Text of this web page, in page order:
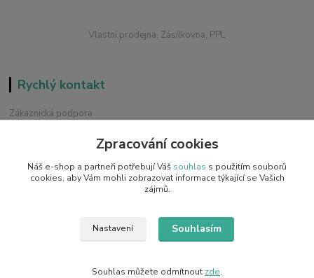
Vlastní prodejna, Zásilkovna, PPL
Rychlý kontakt
Zákaznická podpora
Chat / Online podpora - 24/7
info@emobilky.cz
Copyright © 2014 - 2026 eMOBILKY.cz, Adrimax s.r.o.
Zpracování cookies
Náš e-shop a partneři potřebují Váš souhlas s použitím souborů
cookies, aby Vám mohli zobrazovat informace týkající se Vašich
zájmů.
Nastavení Souhlasím
Souhlas můžete odmítnout zde.